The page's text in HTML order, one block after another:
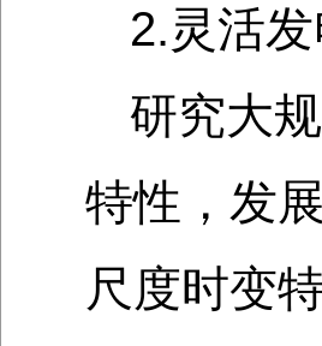
2.灵活
研究大
特性，发
尺度时变